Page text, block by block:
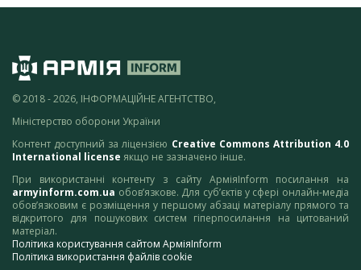
© 2018 - 2026, ІНФОРМАЦІЙНЕ АГЕНТСТВО,
Міністерство оборони України
Контент доступний за ліцензією Creative Commons Attribution 4.0
International license якщо не зазначено інше.
При використанні контенту з сайту АрміяInform посилання на
armyinform.com.ua обов’язкове. Для суб’єктів у сфері онлайн-медіа
обов’язковим є розміщення у першому абзаці матеріалу прямого та
відкритого для пошукових систем гіперпосилання на цитований
матеріал.
Політика користування сайтом АрміяInform
Політика використання файлів cookie